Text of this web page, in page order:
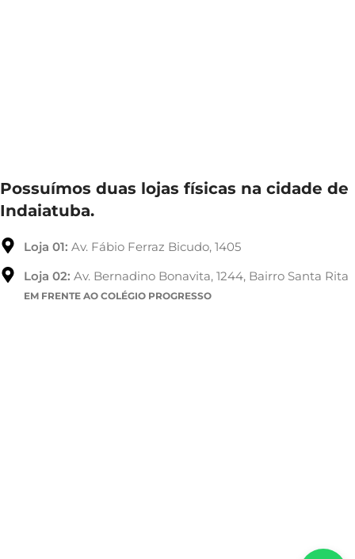
Possuímos duas lojas físicas na cidade de
Indaiatuba.
Loja 01: Av. Fábio Ferraz Bicudo, 1405
Loja 02: Av. Bernadino Bonavita, 1244, Bairro Santa Rita
EM FRENTE AO COLÉGIO PROGRESSO